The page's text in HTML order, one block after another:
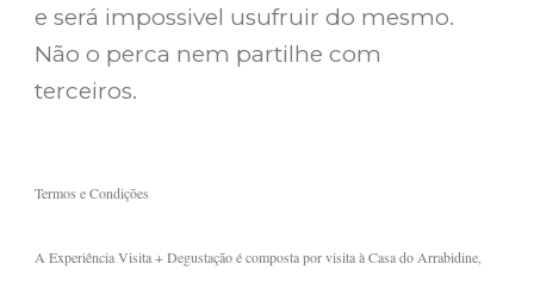
e será impossivel usufruir do mesmo.
Não o perca nem partilhe com
terceiros.
Termos e Condições
A Experiência Visita + Degustação é composta por visita à Casa do Arrabidine,